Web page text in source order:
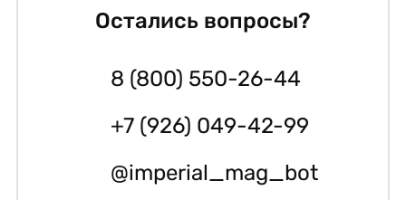
Остались вопросы?
8 (800) 550-26-44
+7 (926) 049-42-99
@imperial_mag_bot